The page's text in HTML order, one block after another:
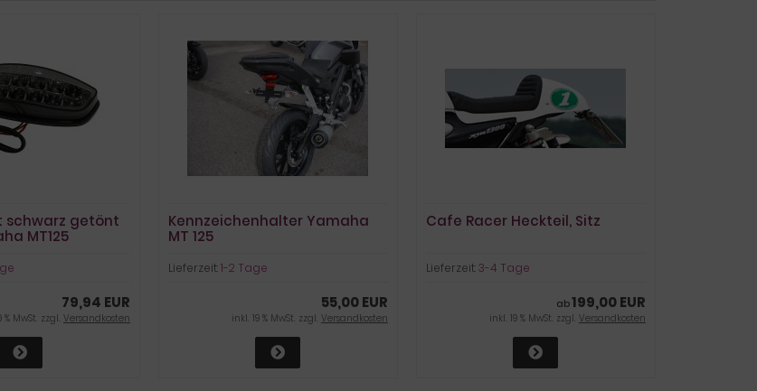
schwarz getönt
MT125
79,94 EUR
% MwSt. zzgl. Versandkosten
Kennzeichenhalter Yamaha
MT 125
Lieferzeit:1-2 Tage
55,00 EUR
inkl. 19 % MwSt. zzgl. Versandkosten
Cafe Racer Heckteil, Sitz
Lieferzeit:3-4 Tage
ab199,00 EUR
inkl. 19 % MwSt. zzgl. Versandkosten